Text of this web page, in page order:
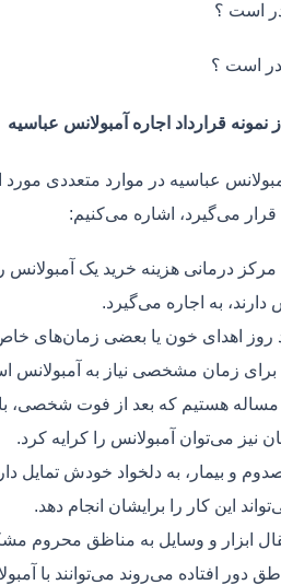
است ؟
است ؟
نمونه قرارداد اجاره آمبولانس عباسیه
عباسیه در موارد متعددی
قرار می‌گیرد، اشاره می‌کنیم:
درمانی هزینه خرید یک آمبولانس
دارند، به اجاره می‌گیرد.
روز اهدای خون یا بعضی زمان‌های
زمان مشخصی نیاز به آمبولانس
هستیم که بعد از فوت شخصی،
نیز می‌توان آمبولانس را کرایه کرد.
و بیمار، به دلخواد خودش تمایل
این کار را برایشان انجام دهد.
ابزار و وسایل به مناظق محروم
دور افتاده می‌روند می‌توانند با